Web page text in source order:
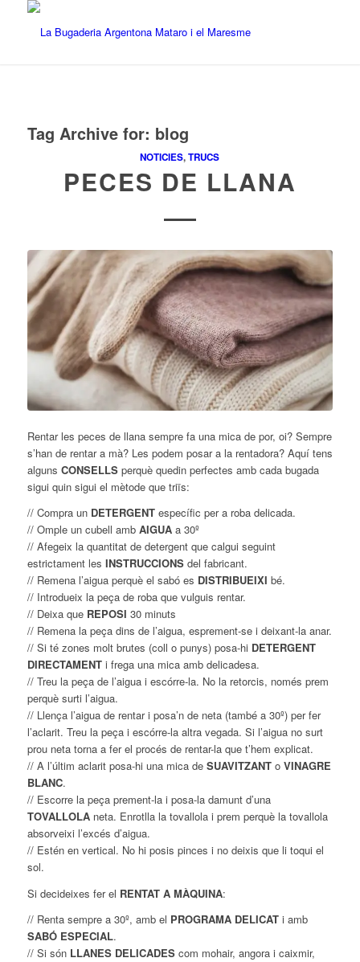
Tag Archive for: blog
NOTICIES,TRUCS
PECES DE LLANA
Rentar les peces de llana sempre fa una mica de por, oi? Sempre
s’han de rentar a mà? Les podem posar a la rentadora? Aquí tens
alguns CONSELLSperquè quedin perfectes amb cada bugada
sigui quin sigui el mètode que triïs:
// Compra un DETERGENTespecífic per a roba delicada.
// Omple un cubell amb AIGUAa 30º
// Afegeix la quantitat de detergent que calgui seguint
estrictament les INSTRUCCIONSdel fabricant.
// Remena l’aigua perquè el sabó es DISTRIBUEIXI bé.
// Introdueix la peça de roba que vulguis rentar.
// Deixa que REPOSI 30 minuts
// Remena la peça dins de l’aigua, esprement-se i deixant-la anar.
// Si té zones molt brutes (coll o punys) posa-hi DETERGENT
DIRECTAMENTi frega una mica amb delicadesa.
// Treu la peça de l’aigua i escórre-la. No la retorcis, només prem
perquè surti l’aigua.
// Llença l’aigua de rentar i posa’n de neta (també a 30º) per fer
l’aclarit. Treu la peça i escórre-la altra vegada. Si l’aigua no surt
prou neta torna a fer el procés de rentar-la que t’hem explicat.
// A l’últim aclarit posa-hi una mica de SUAVITZANTo VINAGRE
BLANC.
// Escorre la peça prement-la i posa-la damunt d’una
TOVALLOLAneta. Enrotlla la tovallola i prem perquè la tovallola
absorveixi l’excés d’aigua.
// Estén en vertical. No hi posis pinces i no deixis que li toqui el
sol.
Si decideixes fer el RENTAT A MÀQUINA:
// Renta sempre a 30º, amb el PROGRAMA DELICATi amb
SABÓ ESPECIAL.
// Si són LLANES DELICADEScom mohair, angora i caixmir,